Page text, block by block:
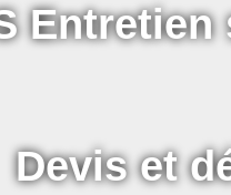
Devis et